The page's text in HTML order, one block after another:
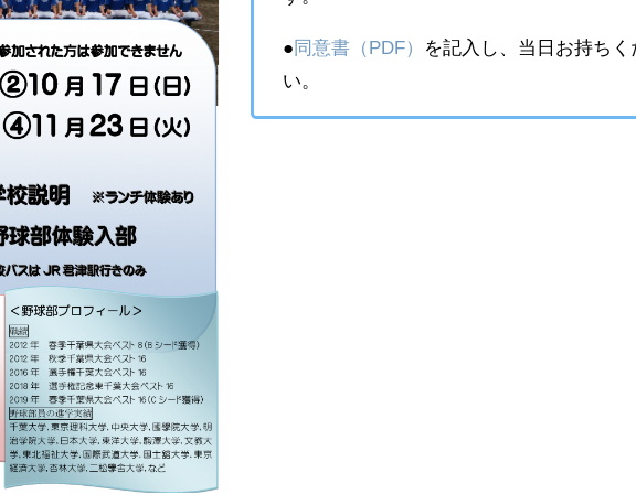
●同意書（PDF）
を記入し、当日お持ちく
い。